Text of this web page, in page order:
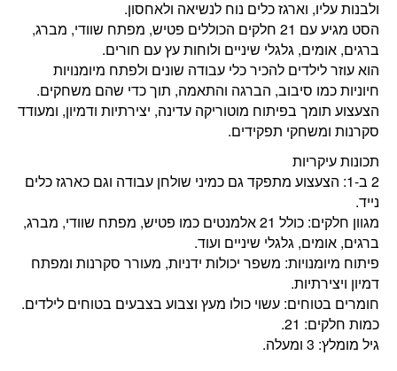
ולבנות עליו, וארגז כלים נוח לנשיאה ולאחסון.
הסט מגיע עם 21 חלקים הכוללים פטיש, מפתח שוודי, מברג,
ברגים, אומים, גלגלי שיניים ולוחות עץ עם חורים.
הוא עוזר לילדים להכיר כלי עבודה שונים ולפתח מיומנויות
חיוניות כמו סיבוב, הברגה והתאמה, תוך כדי שהם משחקים.
הצעצוע תומך בפיתוח מוטוריקה עדינה, יצירתיות ודמיון, ומעודד
סקרנות ומשחקי תפקידים.
תכונות עיקריות
2 ב-1: הצעצוע מתפקד גם כמיני שולחן עבודה וגם כארגז כלים
נייד.
מגוון חלקים: כולל 21 אלמנטים כמו פטיש, מפתח שוודי, מברג,
ברגים, אומים, גלגלי שיניים ועוד.
פיתוח מיומנויות: משפר יכולות ידניות, מעורר סקרנות ומפתח
דמיון ויצירתיות.
חומרים בטוחים: עשוי כולו מעץ וצבוע בצבעים בטוחים לילדים.
כמות חלקים: 21.
גיל מומלץ: 3 ומעלה.